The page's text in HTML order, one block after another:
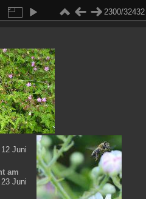
2300/32432
Juni
am
Juni